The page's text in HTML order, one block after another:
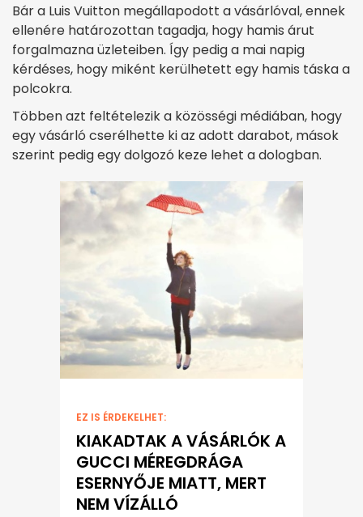
Bár a Luis Vuitton megállapodott a vásárlóval, ennek
ellenére határozottan tagadja, hogy hamis árut
forgalmazna üzleteiben. Így pedig a mai napig
kérdéses, hogy miként kerülhetett egy hamis táska a
polcokra.
Többen azt feltételezik a közösségi médiában, hogy
egy vásárló cserélhette ki az adott darabot, mások
szerint pedig egy dolgozó keze lehet a dologban.
EZ IS ÉRDEKELHET:
KIAKADTAK A VÁSÁRLÓK A
GUCCI MÉREGDRÁGA
ESERNYŐJE MIATT, MERT
NEM VÍZÁLLÓ